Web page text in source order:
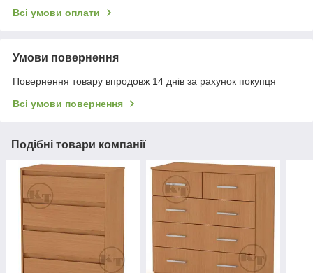
Всі умови оплати
Умови повернення
Повернення товару впродовж 14 днів за рахунок покупця
Всі умови повернення
Подібні товари компанії